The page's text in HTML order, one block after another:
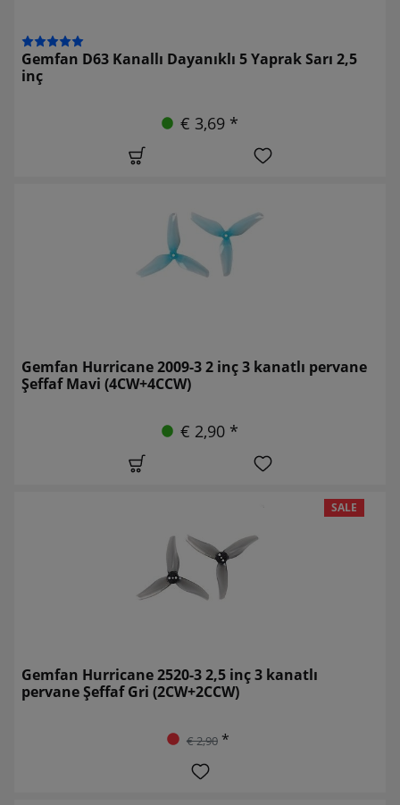
Gemfan D63 Kanallı Dayanıklı 5 Yaprak Sarı 2,5
inç
€ 3,69 *
Gemfan Hurricane 2009-3 2 inç 3 kanatlı pervane
Şeffaf Mavi (4CW+4CCW)
€ 2,90 *
SALE
Gemfan Hurricane 2520-3 2,5 inç 3 kanatlı
pervane Şeffaf Gri (2CW+2CCW)
€ 2,90*